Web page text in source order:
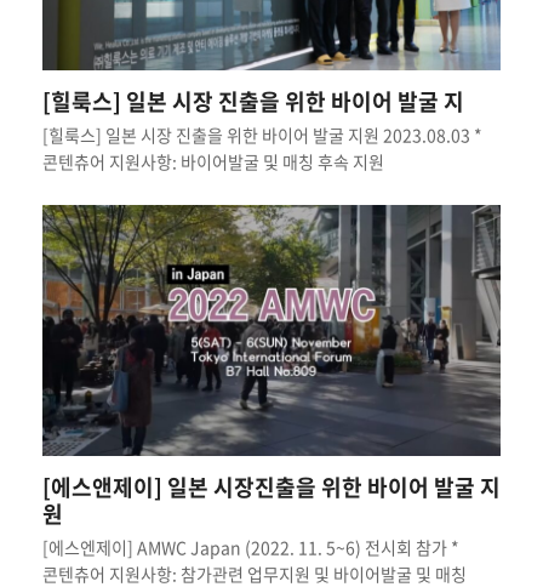
[힐룩스] 일본 시장 진출을 위한 바이어 발굴 지
[힐룩스] 일본 시장 진출을 위한 바이어 발굴 지원 2023.08.03 *
콘텐츄어 지원사항: 바이어발굴 및 매칭 후속 지원
[에스앤제이] 일본 시장진출을 위한 바이어 발굴 지
원
[에스엔제이] AMWC Japan (2022. 11. 5~6) 전시회 참가 *
콘텐츄어 지원사항: 참가관련 업무지원 및 바이어발굴 및 매칭